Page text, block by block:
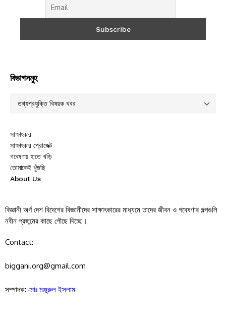
বিভাগসমুহ
সাক্ষাৎকার
সাক্ষাৎকার প্রোজেক্ট
গবেষণায় হাতে খড়ি
তোমাকেই খুঁজছি
About Us
বিজ্ঞানী অর্গ দেশ বিদেশের বিজ্ঞানীদের সাক্ষাৎকারের মাধ্যমে তাদের জীবন ও গবেষণার গল্পগুলি
নবীন প্রজন্মের কাছে পৌছে দিচ্ছে।
Contact:
biggani.org@gmail.com
সম্পাদক: মোঃ মঞ্জুরুল ইসলাম